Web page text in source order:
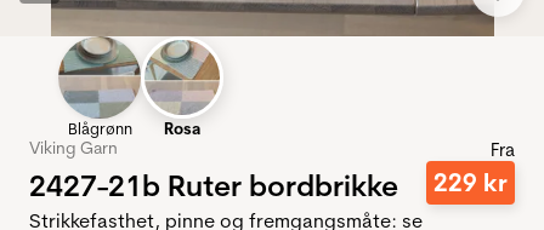
Blågrønn Rosa
Viking Garn
2427-21b Ruter bordbrikke
Fra
229 kr
Strikkefasthet, pinne og fremgangsmåte: se